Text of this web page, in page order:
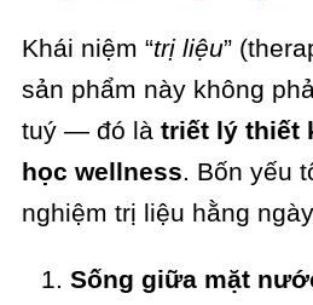
Khái niệm “trị liệu”
sản phẩm này không
tuý — đó là triết lý thiết
học wellness. Bốn yếu
nghiệm trị liệu hằng
Sống giữa mặt